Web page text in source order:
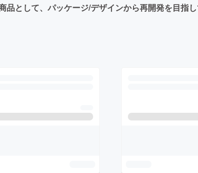
として、パッケージ/デザインから再開発を目指し